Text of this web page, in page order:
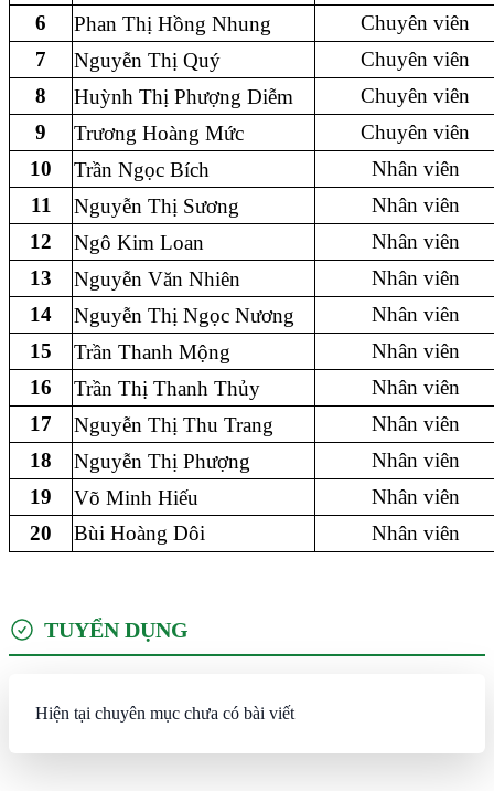
6
Phan Thị Hồng Nhung
Chuyên viên
7
Nguyễn Thị Quý
Chuyên viên
8
Huỳnh Thị Phượng Diễm
Chuyên viên
9
Trương Hoàng Mức
Chuyên viên
10
Trần Ngọc Bích
Nhân viên
11
Nguyễn Thị Sương
Nhân viên
12
Ngô Kim Loan
Nhân viên
13
Nguyễn Văn Nhiên
Nhân viên
14
Nguyễn Thị Ngọc Nương
Nhân viên
15
Trần Thanh Mộng
Nhân viên
16
Trần Thị Thanh Thủy
Nhân viên
17
Nguyễn Thị Thu Trang
Nhân viên
18
Nguyễn Thị Phượng
Nhân viên
19
Võ Minh Hiếu
Nhân viên
20
Bùi Hoàng Dôi Nhân viên
TUYỂN DỤNG
Hiện tại chuyên mục chưa có bài viết